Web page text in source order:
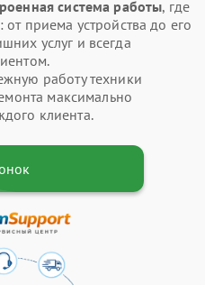
система работы, где
приема устройства до его
услуг и всегда
работу техники
максимально
клиента.